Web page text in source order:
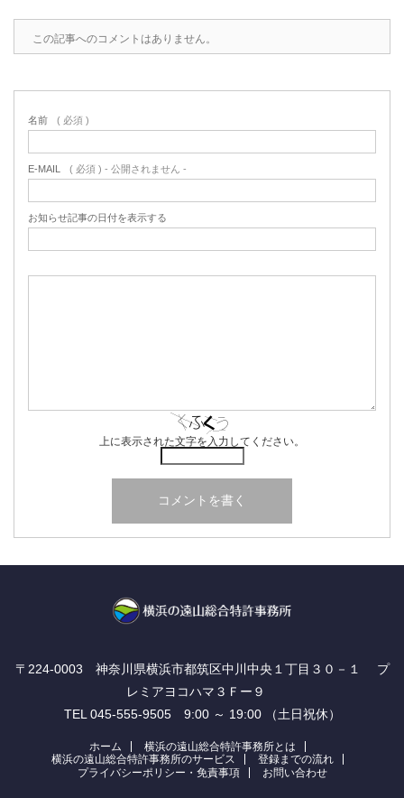
この記事へのコメントはありません。
名前 ( 必須 )
E-MAIL ( 必須 ) - 公開されません -
お知らせ記事の日付を表示する
上に表示された文字を入力してください。
〒224-0003 神奈川県横浜市都筑区中川中央１丁目３０－１ プ
レミアヨコハマ３Ｆー９
TEL 045-555-9505 9:00 ～ 19:00 （土日祝休）
ホーム
横浜の遠山総合特許事務所とは
横浜の遠山総合特許事務所のサービス
登録までの流れ
プライバシーポリシー・免責事項
お問い合わせ